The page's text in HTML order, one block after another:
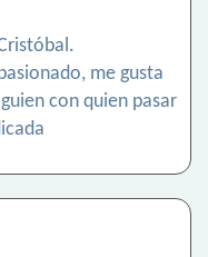
me gusta
con quien pasar